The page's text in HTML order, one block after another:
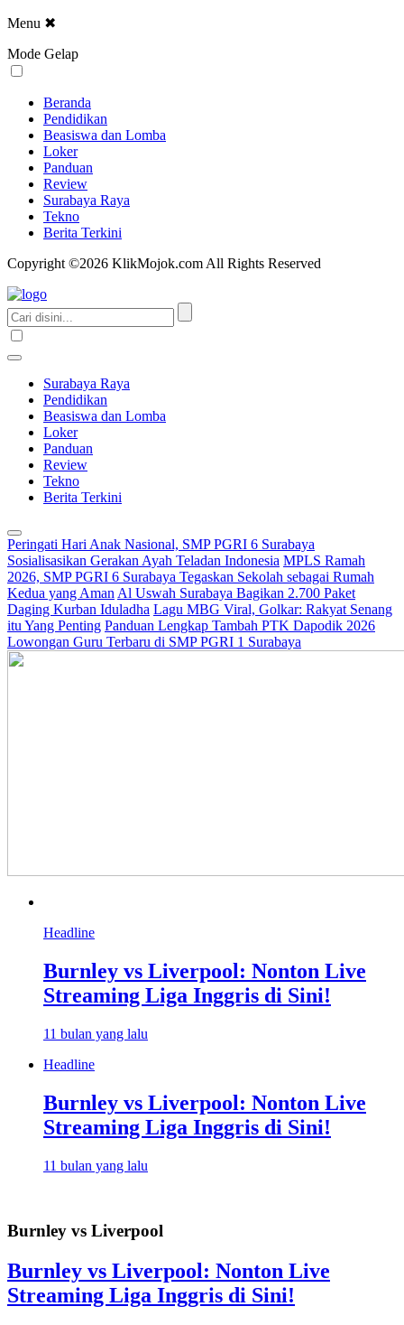
Menu ✖
Mode Gelap
Beranda
Pendidikan
Beasiswa dan Lomba
Loker
Panduan
Review
Surabaya Raya
Tekno
Berita Terkini
Copyright ©2026 KlikMojok.com All Rights Reserved
Surabaya Raya
Pendidikan
Beasiswa dan Lomba
Loker
Panduan
Review
Tekno
Berita Terkini
Peringati Hari Anak Nasional, SMP PGRI 6 Surabaya
Sosialisasikan Gerakan Ayah Teladan Indonesia MPLS Ramah
2026, SMP PGRI 6 Surabaya Tegaskan Sekolah sebagai Rumah
Kedua yang Aman Al Uswah Surabaya Bagikan 2.700 Paket
Daging Kurban Iduladha Lagu MBG Viral, Golkar: Rakyat Senang
itu Yang Penting Panduan Lengkap Tambah PTK Dapodik 2026
Lowongan Guru Terbaru di SMP PGRI 1 Surabaya
Headline
Burnley vs Liverpool: Nonton Live
Streaming Liga Inggris di Sini!
11 bulan yang lalu
Headline
Burnley vs Liverpool: Nonton Live
Streaming Liga Inggris di Sini!
11 bulan yang lalu
Burnley vs Liverpool
Burnley vs Liverpool: Nonton Live
Streaming Liga Inggris di Sini!